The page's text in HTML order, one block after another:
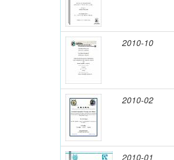
2010-10
2010-02
2010-01